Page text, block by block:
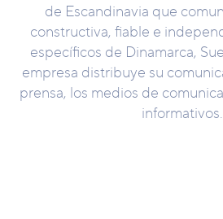
de Escandinavia que
constructiva, fiable e
específicos de Dinamarca,
empresa distribuye su
prensa, los medios de
informativos.